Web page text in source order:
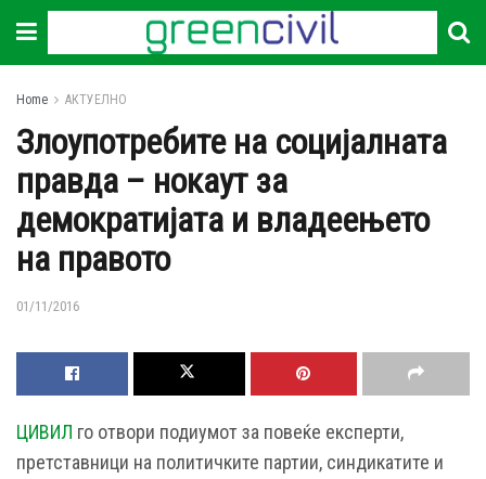
Home АКТУЕЛНО
Злоупотребите на социјалната
правда – нокаут за
демократијата и владеењето
на правото
01/11/2016
ЦИВИЛ го отвори подиумот за повеќе експерти,
претставници на политичките партии, синдикатите и